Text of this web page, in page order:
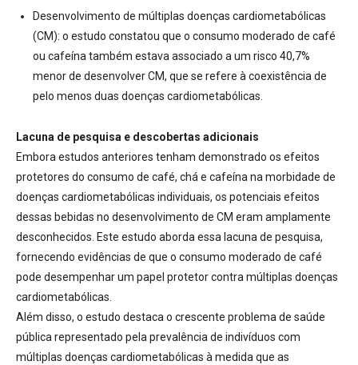
Desenvolvimento de múltiplas doenças cardiometabólicas
(CM): o estudo constatou que o consumo moderado de café
ou cafeína também estava associado a um risco 40,7%
menor de desenvolver CM, que se refere à coexistência de
pelo menos duas doenças cardiometabólicas.
Lacuna de pesquisa e descobertas adicionais
Embora estudos anteriores tenham demonstrado os efeitos
protetores do consumo de café, chá e cafeína na morbidade de
doenças cardiometabólicas individuais, os potenciais efeitos
dessas bebidas no desenvolvimento de CM eram amplamente
desconhecidos. Este estudo aborda essa lacuna de pesquisa,
fornecendo evidências de que o consumo moderado de café
pode desempenhar um papel protetor contra múltiplas doenças
cardiometabólicas.
Além disso, o estudo destaca o crescente problema de saúde
pública representado pela prevalência de indivíduos com
múltiplas doenças cardiometabólicas à medida que as